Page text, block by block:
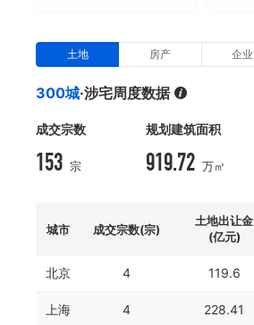
土地 房产 企业
300城·涉宅周度数据
成交宗数
153 宗
规划建筑面积
919.72 万㎡
城市 成交宗数(宗)
土地出让金
(亿元)
北京 4 119.6
上海 4 228.41